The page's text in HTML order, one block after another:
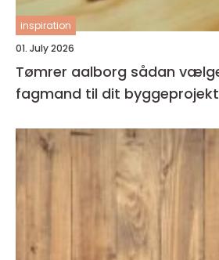
inspiration
01. July 2026
Tømrer aalborg sådan vælger du den rette
fagmand til dit byggeprojekt